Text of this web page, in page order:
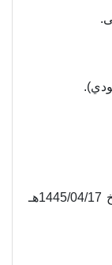
- التقديم مُتاح الآن بدأ اليوم الأربعاء بتاريخ 1445/04/17هـ